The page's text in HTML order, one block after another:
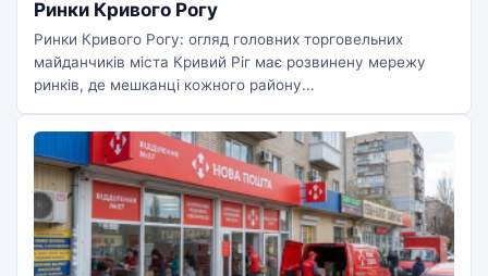
Ринки Кривого Рогу
Ринки Кривого Рогу: огляд головних торговельних
майданчиків міста Кривий Ріг має розвинену мережу
ринків, де мешканці кожного району...